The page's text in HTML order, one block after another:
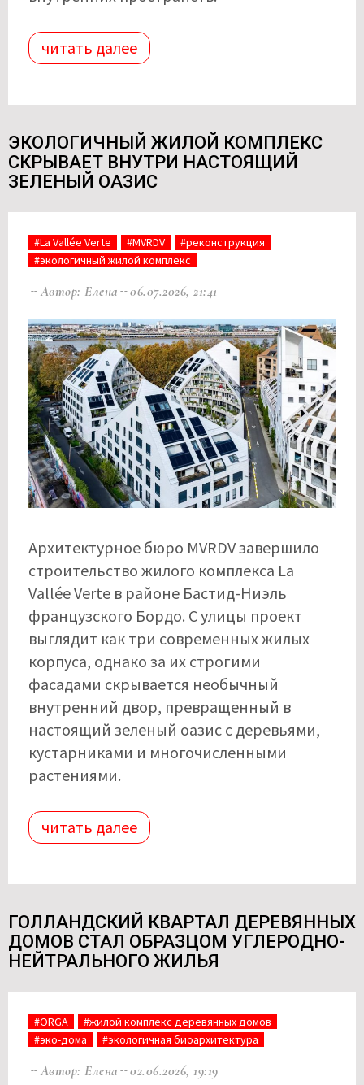
читать далее
ЭКОЛОГИЧНЫЙ ЖИЛОЙ КОМПЛЕКС
СКРЫВАЕТ ВНУТРИ НАСТОЯЩИЙ
ЗЕЛЕНЫЙ ОАЗИС
#La Vallée Verte #MVRDV
#реконструкция
#экологичный жилой комплекс
Автор: Елена 06.07.2026, 21:41
Архитектурное бюро MVRDV завершило
строительство жилого комплекса La
Vallée Verte в районе Бастид-Ниэль
французского Бордо. С улицы проект
выглядит как три современных жилых
корпуса, однако за их строгими
фасадами скрывается необычный
внутренний двор, превращенный в
настоящий зеленый оазис с деревьями,
кустарниками и многочисленными
растениями.
читать далее
ГОЛЛАНДСКИЙ КВАРТАЛ ДЕРЕВЯННЫХ
ДОМОВ СТАЛ ОБРАЗЦОМ УГЛЕРОДНО-
НЕЙТРАЛЬНОГО ЖИЛЬЯ
#ORGA
#жилой комплекс деревянных домов
#эко-дома
#экологичная биоархитектура
Автор: Елена 02.06.2026, 19:19